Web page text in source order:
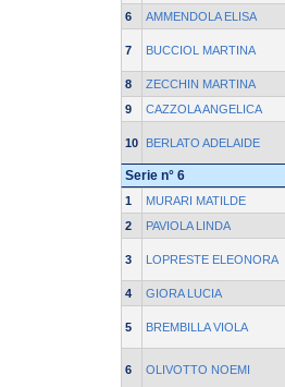
6
AMMENDOLA ELISA
7 BUCCIOL MARTINA
8 ZECCHIN MARTINA
9
CAZZOLA ANGELICA
10 BERLATO ADELAIDE
Serie n° 6
1 MURARI MATILDE
2
PAVIOLA LINDA
3 LOPRESTE ELEONORA
4 GIORA LUCIA
5 BREMBILLA VIOLA
6 OLIVOTTO NOEMI